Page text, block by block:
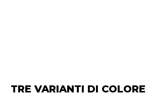
TRE VARIANTI DI COLORE